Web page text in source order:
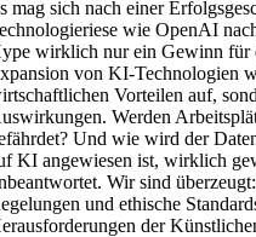
mag sich nach einer
wie OpenAI
wirklich nur ein Gewinn für
von KI-Technologien
Vorteilen auf,
Werden
Und wie wird der
KI angewiesen ist, wirklich
Wir sind
und ethische
der